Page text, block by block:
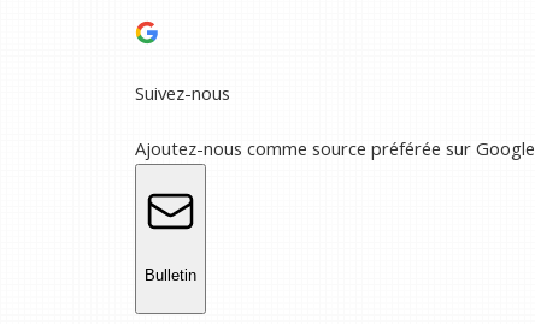
Suivez-nous
Ajoutez-nous comme source préférée sur Google
Bulletin